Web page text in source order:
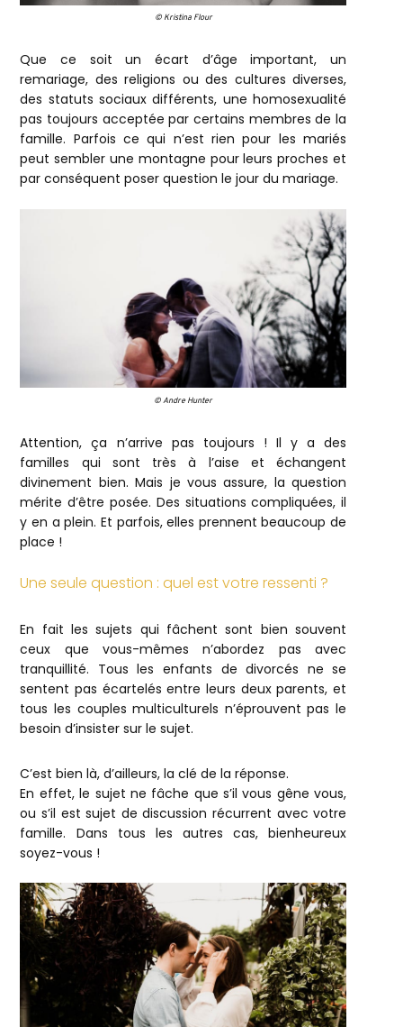
© Kristina Flour
Que ce soit un écart d’âge important, un
remariage, des religions ou des cultures diverses,
des statuts sociaux différents, une homosexualité
pas toujours acceptée par certains membres de la
famille. Parfois ce qui n’est rien pour les mariés
peut sembler une montagne pour leurs proches et
par conséquent poser question le jour du mariage.
© Andre Hunter
Attention, ça n’arrive pas toujours ! Il y a des
familles qui sont très à l’aise et échangent
divinement bien. Mais je vous assure, la question
mérite d’être posée. Des situations compliquées, il
y en a plein. Et parfois, elles prennent beaucoup de
place !
Une seule question : quel est votre ressenti ?
En fait les sujets qui fâchent sont bien souvent
ceux que vous-mêmes n’abordez pas avec
tranquillité. Tous les enfants de divorcés ne se
sentent pas écartelés entre leurs deux parents, et
tous les couples multiculturels n’éprouvent pas le
besoin d’insister sur le sujet.
C’est bien là, d’ailleurs, la clé de la réponse.
En effet, le sujet ne fâche que s’il vous gêne vous,
ou s’il est sujet de discussion récurrent avec votre
famille. Dans tous les autres cas, bienheureux
soyez-vous !